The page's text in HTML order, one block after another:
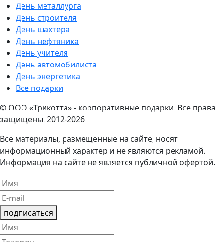
День металлурга
День строителя
День шахтера
День нефтяника
День учителя
День автомобилиста
День энергетика
Все подарки
© ООО «Трикотта» - корпоративные подарки. Все права
защищены. 2012-2026
Все материалы, размещенные на сайте, носят
информационный характер и не являются рекламой.
Информация на сайте не является публичной офертой.
подписаться